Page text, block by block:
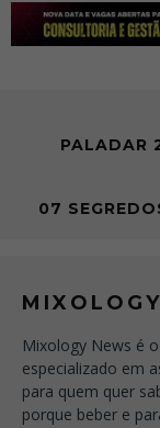
PALADAR
07
Mixology News é
especializado em
para quem quer
porque beber e